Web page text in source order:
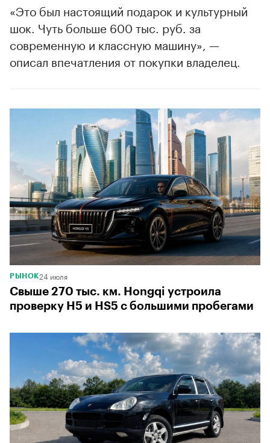
«Это был настоящий подарок и культурный
шок. Чуть больше 600 тыс. руб. за
современную и классную машину», —
описал впечатления от покупки владелец.
РЫНОК24 июля
Свыше 270 тыс. км. Hongqi устроила
проверку H5 и HS5 с большими пробегами